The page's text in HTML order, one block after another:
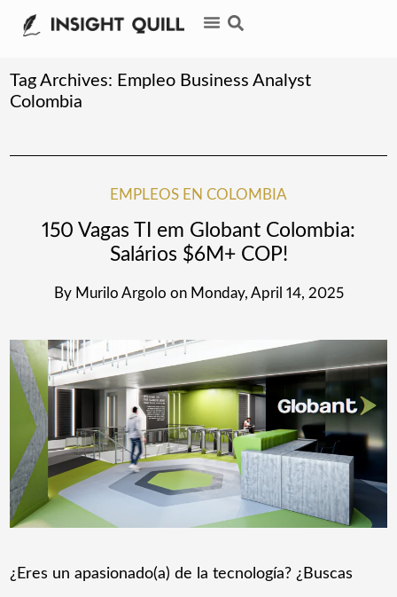
Tag Archives: Empleo Business Analyst
Colombia
EMPLEOS EN COLOMBIA
150 Vagas TI em Globant Colombia:
Salários $6M+ COP!
By Murilo Argolo on Monday, April 14, 2025
¿Eres un apasionado(a) de la tecnología? ¿Buscas